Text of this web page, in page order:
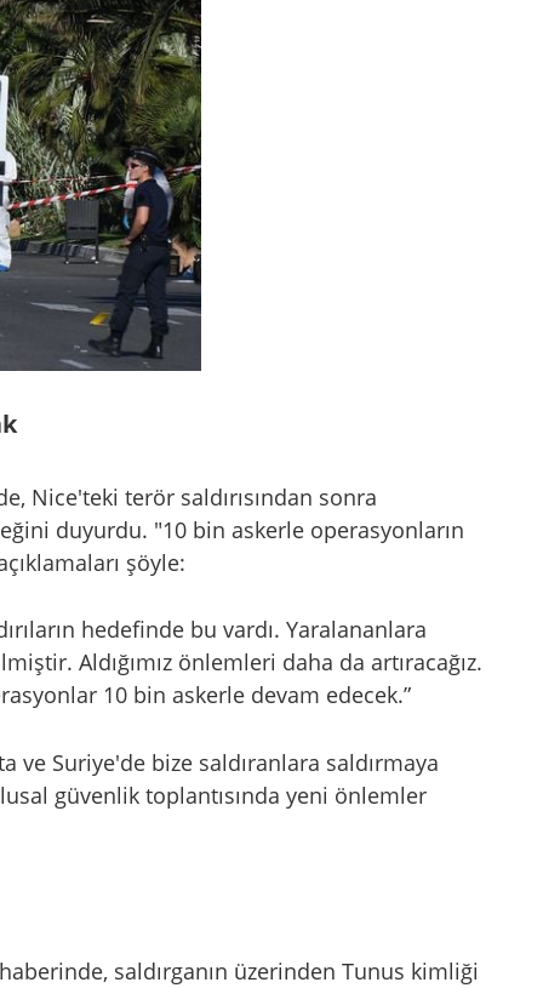
Nice'teki terör saldırısından sonra
duyurdu. "10 bin askerle operasyonların
şöyle:
hedefinde bu vardı. Yaralananlara
Aldığımız önlemleri daha da artıracağız.
10 bin askerle devam edecek.”
ve Suriye'de bize saldıranlara saldırmaya
güvenlik toplantısında yeni önlemler
saldırganın üzerinden Tunus kimliği